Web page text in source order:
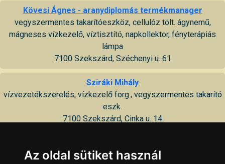
Kövesi Ágnes - aranydiplomás termékmanager
vegyszermentes takarítóeszköz, cellulóz tölt. ágynemű,
mágneses vízkezelő, víztisztító, napkollektor, fényterápiás
lámpa
7100 Szekszárd, Széchenyi u. 61
Sziráki Mihály
vízvezetékszerelés, vízkezelő forg., vegyszermentes takarító
eszk.
7100 Szekszárd, Cinka u. 14
személyi higiéniai termékek, takarító eszközök, tisztítószerek
Az oldal sütiket használ